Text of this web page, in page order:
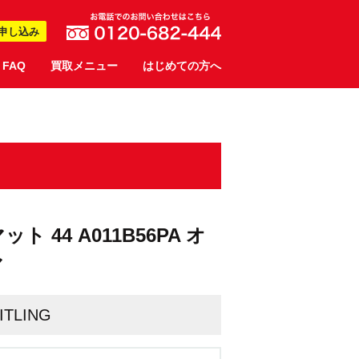
し込み
FAQ 買取メニュー はじめての方へ
ト 44 A011B56PA オ